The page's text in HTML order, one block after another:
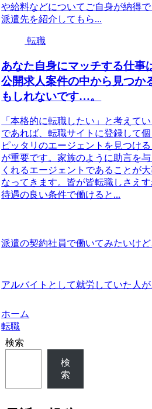
や給料などについてご自身が納得で
派遣先を紹介してもら...
転職
あなた自身にマッチする仕事
公開求人案件の中から見つか
もしれないです…。
「本格的に転職したい」と考えて
であれば、転職サイトに登録して個
ピッタリのエージェントを見つける
が重要です。家族のように助言を与
くれるエージェントであることが大
なってきます。皆が皆転職しさえ
待遇の良い条件で働けると...
派遣の契約社員で働いてみたいけど
アルバイトとして就労していた人
ホーム
転職
検索
検
索